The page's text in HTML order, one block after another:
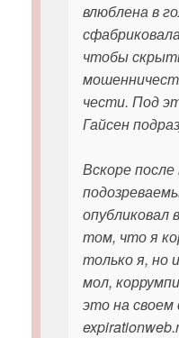
влюблена в
чтобы
чести. Под
Гайсен
Вскоре
том, что я
только я, но
мол,
это на